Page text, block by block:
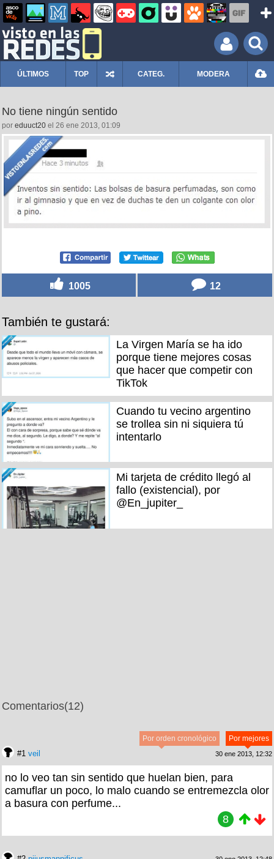
ÚLTIMOS TOP CATEG. MODERA
No tiene ningún sentido
por eduuct20 el 26 ene 2013, 01:09
1005 12
También te gustará:
La Virgen María se ha ido
porque tiene mejores cosas
que hacer que competir con
TikTok
Cuando tu vecino argentino
se trollea sin ni siquiera tú
intentarlo
Mi tarjeta de crédito llegó al
fallo (existencial), por
@En_jupiter_
Comentarios(12)
Por mejores
Por orden cronológico
#1 veil 30 ene 2013, 12:32
no lo veo tan sin sentido que huelan bien, para
camuflar un poco, lo malo cuando se entremezcla olor
a basura con perfume...
8